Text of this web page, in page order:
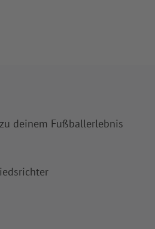
deinem Fußballerlebnis